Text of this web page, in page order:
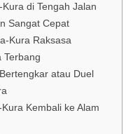
di Tengah Jalan
Sangat Cepat
Kura Raksasa
Terbang
atau Duel
Kembali ke Alam